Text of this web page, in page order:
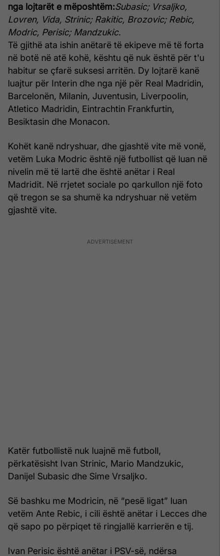
nga lojtarët e mëposhtëm:Subasic; Vrsaljko,
Lovren, Vida, Strinic; Rakitic, Brozovic; Rebic,
Modric, Perisic; Mandzukic.
Të gjithë ata ishin anëtarë të ekipeve më të forta
në botë në atë kohë, kështu që nuk është për t'u
habitur se çfarë suksesi arritën. Dy lojtarë kanë
luajtur për Interin dhe nga një për Real Madridin,
Barcelonën, Milanin, Juventusin, Liverpoolin,
Atletico Madridin, Eintrachtin Frankfurtin,
Besiktasin dhe Monacon.
Kohët kanë ndryshuar, dhe gjashtë vite më vonë,
vetëm Luka Modric është një futbollist që luan në
nivelin më të lartë dhe është anëtar i Real
Madridit. Në rrjetet sociale po qarkullon një foto
që tregon se sa shumë ka ndryshuar në vetëm
gjashtë vite.
Katër futbollistë nuk luajnë më futboll,
përkatësisht Ivan Strinic, Mario Mandzukic,
Danijel Subasic dhe Sime Vrsaljko.
Së bashku me Modricin, në “pesë ligat” luan
vetëm Ante Rebic, i cili është anëtar i Lecces dhe
që sapo po përpiqet të ringjallë karrierën e tij.
Ivan Perisic është anëtar i PSV-së, ndërsa